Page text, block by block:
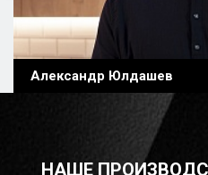
Александр Юлдашев
НАШЕ